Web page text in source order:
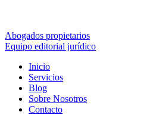
Abogados propietarios
Equipo editorial jurídico
Inicio
Servicios
Blog
Sobre Nosotros
Contacto